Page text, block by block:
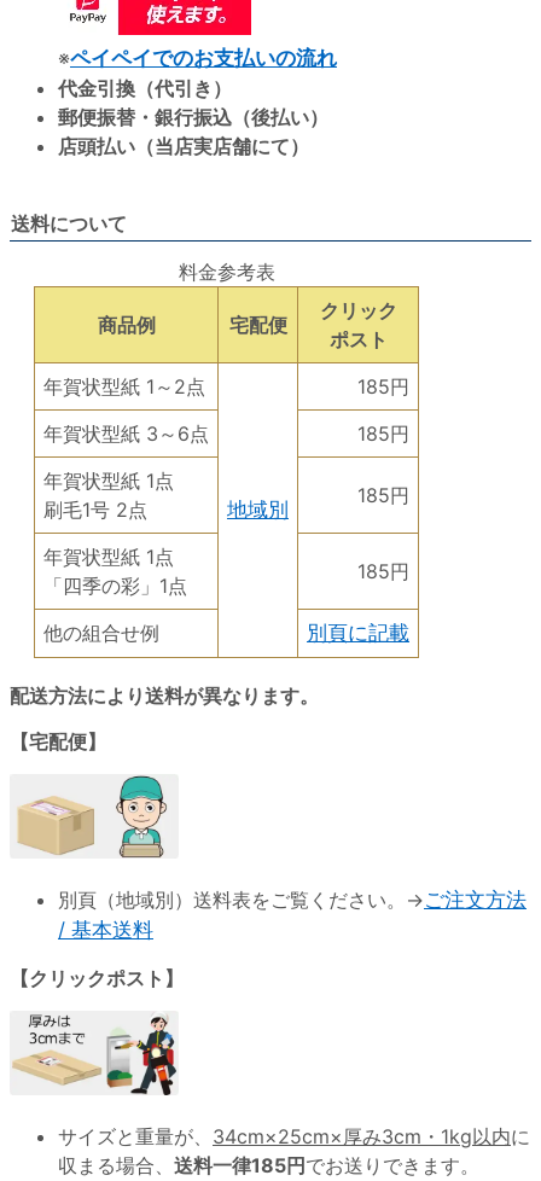
※ペイペイでのお支払いの流れ
代金引換（代引き）
郵便振替・銀行振込（後払い）
店頭払い（当店実店舗にて）
送料について
料金参考表
商品例 宅配便
クリック
ポスト
年賀状型紙 1～2点
地域別
185円
年賀状型紙 3～6点
185円
年賀状型紙 1点
刷毛1号 2点
185円
年賀状型紙 1点
「四季の彩」1点
185円
他の組合せ例 別頁に記載
配送方法により送料が異なります。
【宅配便】
別頁（地域別）送料表をご覧ください。→ご注文方法
/ 基本送料
【クリックポスト】
サイズと重量が、 34cm×25cm×厚み3cm・1kg以内に
収まる場合、 送料一律185円 でお送りできます。